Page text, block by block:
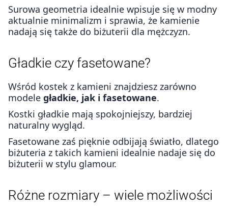
Surowa geometria idealnie wpisuje się w modny
aktualnie minimalizm i sprawia, że kamienie
nadają się także do biżuterii dla mężczyzn.
Gładkie czy fasetowane?
Wśród kostek z kamieni znajdziesz zarówno
modele gładkie, jak i fasetowane.
Kostki gładkie mają spokojniejszy, bardziej
naturalny wygląd.
Fasetowane zaś pięknie odbijają światło, dlatego
biżuteria z takich kamieni idealnie nadaje się do
biżuterii w stylu glamour.
Różne rozmiary – wiele możliwości